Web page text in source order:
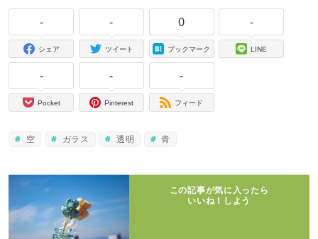
-
シェア
-
ツイート
0
ブックマーク
-
LINE
-
Pocket
-
Pinterest
-
フィード
空 ガラス 透明 青
この記事が気に入ったら
いいね！しよう